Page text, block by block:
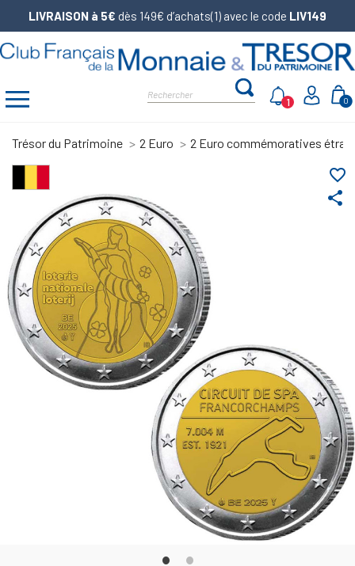
LIVRAISON à 5€ dès 149€ d’achats(1) avec le code LIV149
0
1
Trésor du Patrimoine 2 Euro 2 Euro commémoratives
share
favorite_border